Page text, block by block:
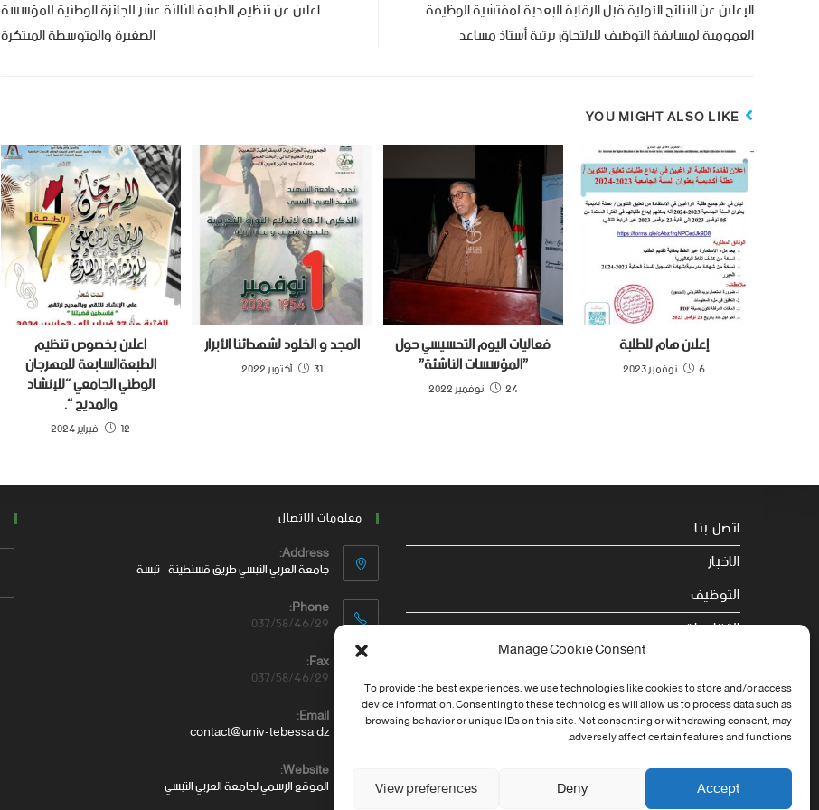
Manage Cookie Consent
To provide the best experiences, we use technologies like cookies to store and/or access
device information. Consenting to these technologies will allow us to process data such as
browsing behavior or unique IDs on this site. Not consenting or withdrawing consent, may
adversely affect certain features and functions.
Accept
Deny
View preferences
الإعلان عن النتائج الأولية قبل الرقابة البعدية لمفتشية الوظيفة
العمومية لمسابقة التوظيف للالتحاق برتبة أستاذ مساعد
اعلان عن تنظيم الطبعة الثالثة عشر للجائزة الوطنية للمؤسسة
الصغيرة والمتوسطة المبتكرة
YOU MIGHT ALSO LIKE
اعلان بخصوص تنظيم
الطبعةالسابعة للمهرجان
الوطني الجامعي “للإنشاد
والمديح “.
12 فبراير 2024
المجد و الخلود لشهدائنا الأبرار
31 أكتوبر 2022
فعاليات اليوم التحسيسي حول
”المؤسسات الناشئة”
24 نوفمبر 2022
إعلان هام للطلبة
6 نوفمبر 2023
اتصل بنا
الاخبار
التوظيف
التظاهرات
الجامعة في سطور
Cookie Policy (EU)
معلومات الاتصال
Address:
جامعة العربي التبسي طريق قسنطينة - تبسة
Phone:
037/58/46/29
Fax:
037/58/46/29
Email:
contact@univ-tebessa.dz
Website:
الموقع الرسمي لجامعة العربي التبسي